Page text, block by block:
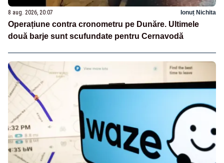
8 aug. 2026, 20:07 Ionuț Nichita
Operațiune contra cronometru pe Dunăre. Ultimele
două barje sunt scufundate pentru Cernavodă